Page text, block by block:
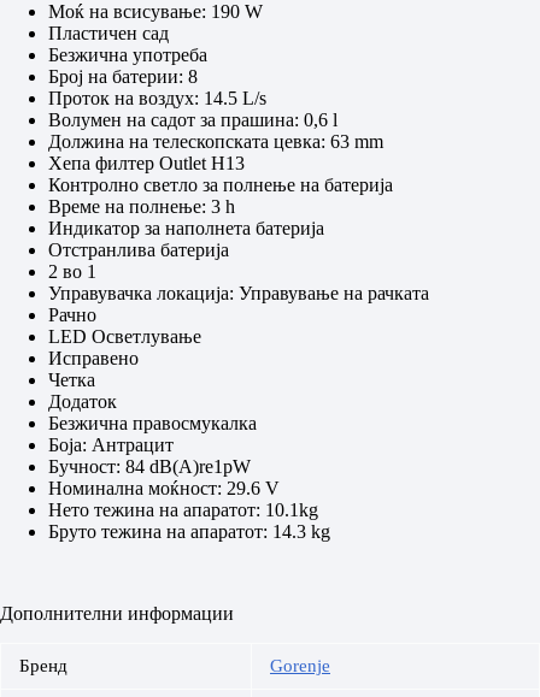
Моќ на всисување: 190 W
Пластичен сад
Безжична употреба
Број на батерии: 8
Проток на воздух: 14.5 L/s
Волумен на садот за прашина: 0,6 l
Должина на телескопската цевка: 63 mm
Хепа филтер Outlet H13
Контролно светло за полнење на батерија
Време на полнење: 3 h
Индикатор за наполнета батерија
Отстранлива батерија
2 во 1
Управувачка локација: Управување на рачката
Рачно
LED Осветлување
Исправено
Четка
Додаток
Безжична правосмукалка
Боја: Антрацит
Бучност: 84 dB(A)re1pW
Номинална моќност: 29.6 V
Нето тежина на апаратот: 10.1kg
Бруто тежина на апаратот: 14.3 kg
Дополнителни информации
Бренд Gorenje